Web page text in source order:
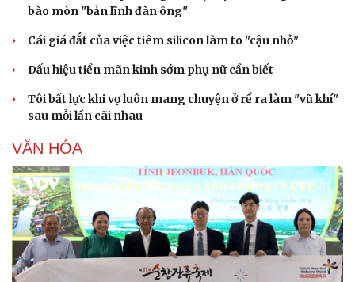
Sân khấu - Điện ảnh
Văn học
Âm nhạc
Di sản
Thời trang
Sao Việt
bào mòn "bản lĩnh đàn ông"
Cái giá đắt của việc tiêm silicon làm to "cậu nhỏ"
Dấu hiệu tiền mãn kinh sớm phụ nữ cần biết
Tôi bất lực khi vợ luôn mang chuyện ở rể ra làm "vũ khí"
sau mỗi lần cãi nhau
VĂN HÓA